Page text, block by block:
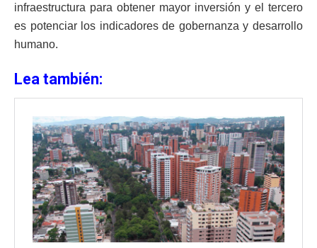
infraestructura para obtener mayor inversión y el tercero
es potenciar los indicadores de gobernanza y desarrollo
humano.
Lea también: